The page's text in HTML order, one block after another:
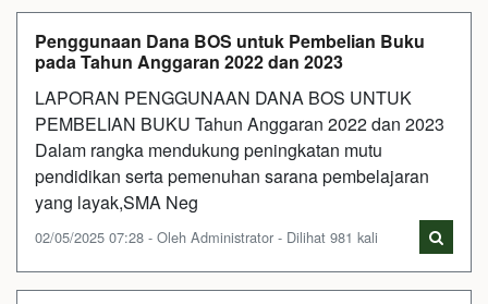
Penggunaan Dana BOS untuk Pembelian Buku
pada Tahun Anggaran 2022 dan 2023
LAPORAN PENGGUNAAN DANA BOS UNTUK
PEMBELIAN BUKU Tahun Anggaran 2022 dan 2023
Dalam rangka mendukung peningkatan mutu
pendidikan serta pemenuhan sarana pembelajaran
yang layak,SMA Neg
02/05/2025 07:28 - Oleh Administrator - Dilihat 981 kali